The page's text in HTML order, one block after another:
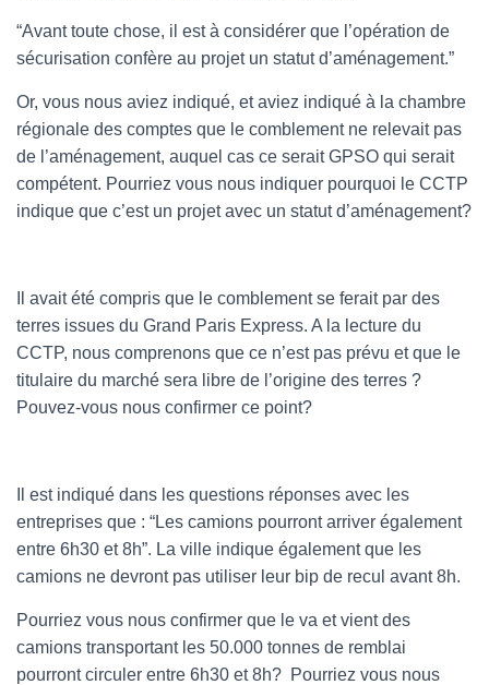
“Avant toute chose, il est à considérer que l’opération de
sécurisation confère au projet un statut d’aménagement.”
Or, vous nous aviez indiqué, et aviez indiqué à la chambre
régionale des comptes que le comblement ne relevait pas
de l’aménagement, auquel cas ce serait GPSO qui serait
compétent. Pourriez vous nous indiquer pourquoi le CCTP
indique que c’est un projet avec un statut d’aménagement?
Il avait été compris que le comblement se ferait par des
terres issues du Grand Paris Express. A la lecture du
CCTP, nous comprenons que ce n’est pas prévu et que le
titulaire du marché sera libre de l’origine des terres ?
Pouvez-vous nous confirmer ce point?
Il est indiqué dans les questions réponses avec les
entreprises que : “Les camions pourront arriver également
entre 6h30 et 8h”. La ville indique également que les
camions ne devront pas utiliser leur bip de recul avant 8h.
Pourriez vous nous confirmer que le va et vient des
camions transportant les 50.000 tonnes de remblai
pourront circuler entre 6h30 et 8h? Pourriez vous nous